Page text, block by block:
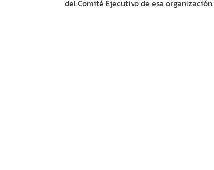
del Comité Ejecutivo de esa organización.